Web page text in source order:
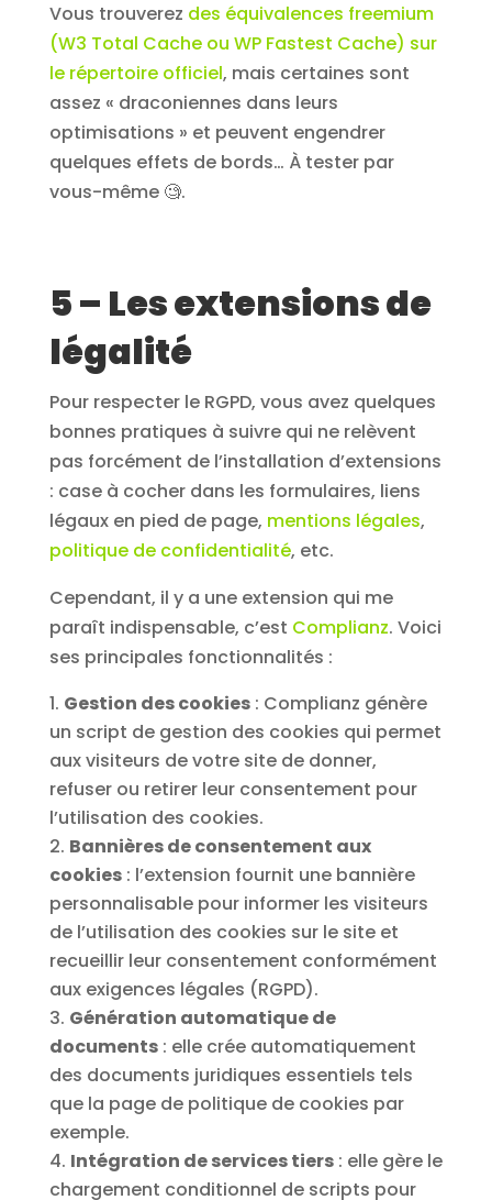
Vous trouverez des équivalences freemium
(W3 Total Cache ou WP Fastest Cache) sur
le répertoire officiel, mais certaines sont
assez « draconiennes dans leurs
optimisations » et peuvent engendrer
quelques effets de bords… À tester par
vous-même 🧐.
5 – Les extensions de
légalité
Pour respecter le RGPD, vous avez quelques
bonnes pratiques à suivre qui ne relèvent
pas forcément de l’installation d’extensions
: case à cocher dans les formulaires, liens
légaux en pied de page, mentions légales,
politique de confidentialité, etc.
Cependant, il y a une extension qui me
paraît indispensable, c’est Complianz. Voici
ses principales fonctionnalités :
Gestion des cookies: Complianz génère
un script de gestion des cookies qui permet
aux visiteurs de votre site de donner,
refuser ou retirer leur consentement pour
l’utilisation des cookies.
Bannières de consentement aux
cookies: l’extension fournit une bannière
personnalisable pour informer les visiteurs
de l’utilisation des cookies sur le site et
recueillir leur consentement conformément
aux exigences légales (RGPD).
Génération automatique de
documents: elle crée automatiquement
des documents juridiques essentiels tels
que la page de politique de cookies par
exemple.
Intégration de services tiers: elle gère le
chargement conditionnel de scripts pour